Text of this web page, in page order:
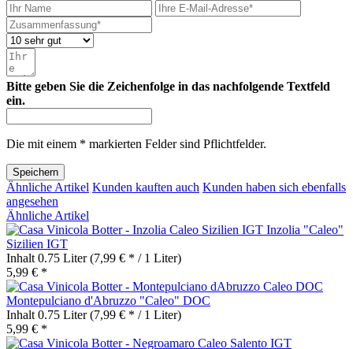
Bitte geben Sie die Zeichenfolge in das nachfolgende Textfeld
ein.
Die mit einem * markierten Felder sind Pflichtfelder.
Speichern
Ähnliche Artikel Kunden kauften auch Kunden haben sich ebenfalls
angesehen
Ähnliche Artikel
Inzolia "Caleo"
Sizilien IGT
Inhalt 0.75 Liter(7,99 € * / 1 Liter)
5,99 € *
Montepulciano d'Abruzzo "Caleo" DOC
Inhalt 0.75 Liter(7,99 € * / 1 Liter)
5,99 € *